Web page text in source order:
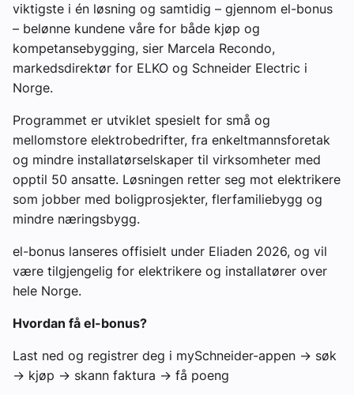
viktigste i én løsning og samtidig – gjennom el-bonus
– belønne kundene våre for både kjøp og
kompetansebygging, sier Marcela Recondo,
markedsdirektør for ELKO og Schneider Electric i
Norge.
Programmet er utviklet spesielt for små og
mellomstore elektrobedrifter, fra enkeltmannsforetak
og mindre installatørselskaper til virksomheter med
opptil 50 ansatte. Løsningen retter seg mot elektrikere
som jobber med boligprosjekter, flerfamiliebygg og
mindre næringsbygg.
el-bonus lanseres offisielt under Eliaden 2026, og vil
være tilgjengelig for elektrikere og installatører over
hele Norge.
Hvordan få el-bonus?
Last ned og registrer deg i mySchneider-appen → søk
→ kjøp → skann faktura → få poeng